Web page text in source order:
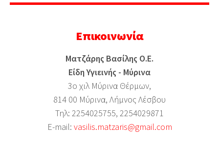
Επικοινωνία
Ματζάρης Βασίλης Ο.Ε.
Είδη Υγιεινής - Μύρινα
3ο χιλ Μύρινα Θέρμων,
814 00 Μύρινα, Λήμνος Λέσβου
Τηλ: 2254025755, 2254029871
Ε-mail: vasilis.matzaris@gmail.com